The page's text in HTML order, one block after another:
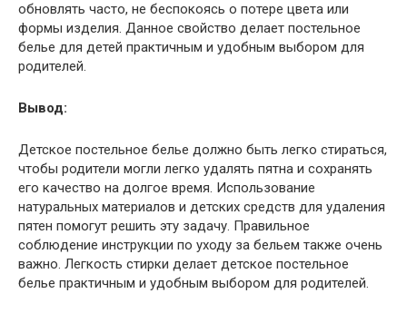
обновлять часто, не беспокоясь о потере цвета или
формы изделия. Данное свойство делает постельное
белье для детей практичным и удобным выбором для
родителей.
Вывод:
Детское постельное белье должно быть легко стираться,
чтобы родители могли легко удалять пятна и сохранять
его качество на долгое время. Использование
натуральных материалов и детских средств для удаления
пятен помогут решить эту задачу. Правильное
соблюдение инструкции по уходу за бельем также очень
важно. Легкость стирки делает детское постельное
белье практичным и удобным выбором для родителей.